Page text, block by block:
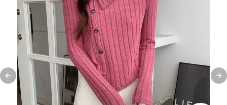
Previous slide